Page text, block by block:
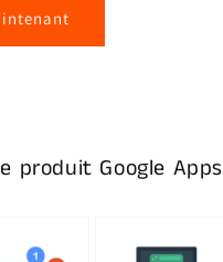
produit Google Apps